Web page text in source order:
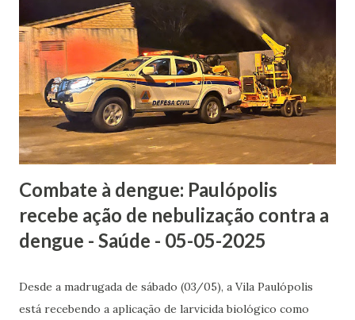
Família, que também acontece no dia 16 de maio pela manhã.
“Queremos reunir pais, mães, filhos, avós, jovens e todos
que acreditam na importância de fortalecer os laços
familiares. Será uma noite para celebrar juntos, com música,
alegria e muita emoção”, destacam os organizadores. A
entrada é gratuita e a expectativa é receber centenas de
famílias de Pompeia e região. O Recinto Mário Zaparo...
Combate à dengue: Paulópolis
recebe ação de nebulização contra a
dengue - Saúde - 05-05-2025
Desde a madrugada de sábado (03/05), a Vila Paulópolis
está recebendo a aplicação de larvicida biológico como